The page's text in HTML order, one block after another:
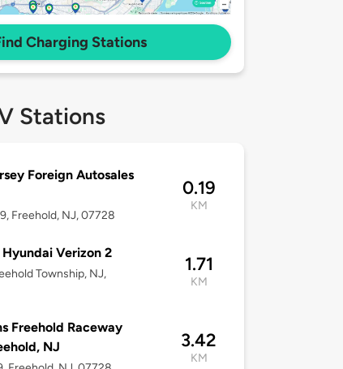
Charging Stations
Stations
Foreign Autosales
Freehold, NJ, 07728
0.19
KM
Verizon 2
Township, NJ,
1.71
KM
Freehold Raceway
NJ
3.42
KM